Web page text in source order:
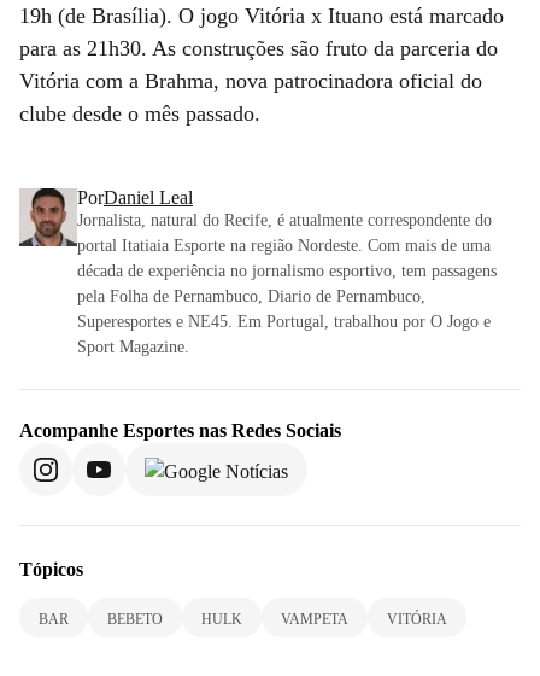
19h (de Brasília). O jogo Vitória x Ituano está marcado
para as 21h30. As construções são fruto da parceria do
Vitória com a Brahma, nova patrocinadora oficial do
clube desde o mês passado.
PorDaniel Leal
Jornalista, natural do Recife, é atualmente correspondente do
portal Itatiaia Esporte na região Nordeste. Com mais de uma
década de experiência no jornalismo esportivo, tem passagens
pela Folha de Pernambuco, Diario de Pernambuco,
Superesportes e NE45. Em Portugal, trabalhou por O Jogo e
Sport Magazine.
Acompanhe Esportes nas Redes Sociais
Tópicos
BAR BEBETO HULK VAMPETA VITÓRIA